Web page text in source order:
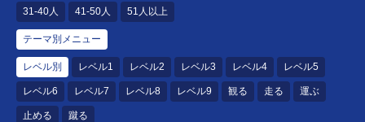
31-40人 41-50人 51人以上
テーマ別メニュー
レベル別 レベル1 レベル2 レベル3 レベル4 レベル5
レベル6 レベル7 レベル8 レベル9 観る 走る 運ぶ
止める 蹴る